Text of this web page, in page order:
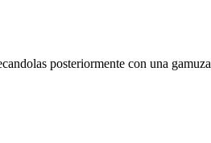
posteriormente con una gamuza